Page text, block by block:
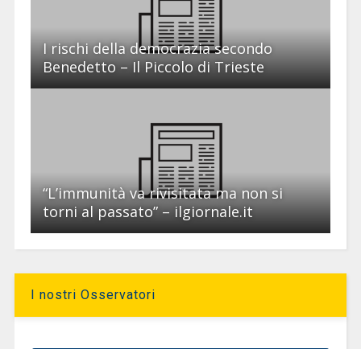
I rischi della democrazia secondo
Benedetto – Il Piccolo di Trieste
“L’immunità va rivisitata ma non si
torni al passato” – ilgiornale.it
I nostri Osservatori